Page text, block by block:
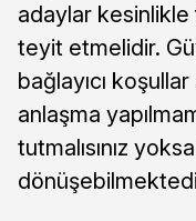
adaylar
teyit etmelidir.
bağlayıcı
anlaşma
tutmalısınız